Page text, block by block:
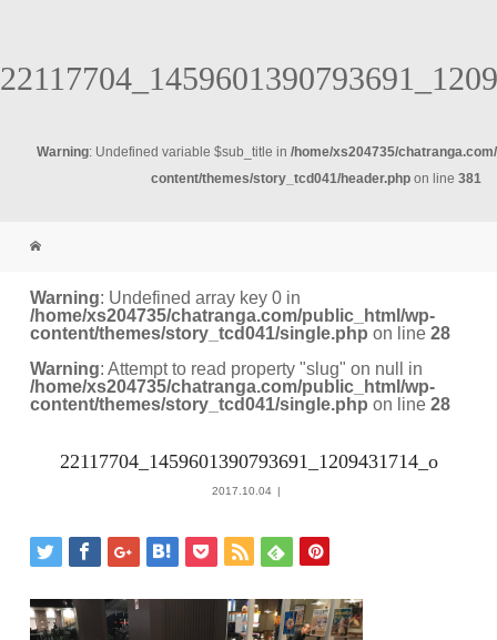
Warning: Undefined variable $sub_title in /home/xs204735/
content/themes/story_tcd041/header.phpon line 381
Warning: Undefined array key 0 in
/home/xs204735/chatranga.com/public_html/wp-
content/themes/story_tcd041/single.php on line28
Warning: Attempt to read property "slug" on null in
/home/xs204735/chatranga.com/public_html/wp-
content/themes/story_tcd041/single.php on line28
22117704_1459601390793691_1209431714_o
2017.10.04